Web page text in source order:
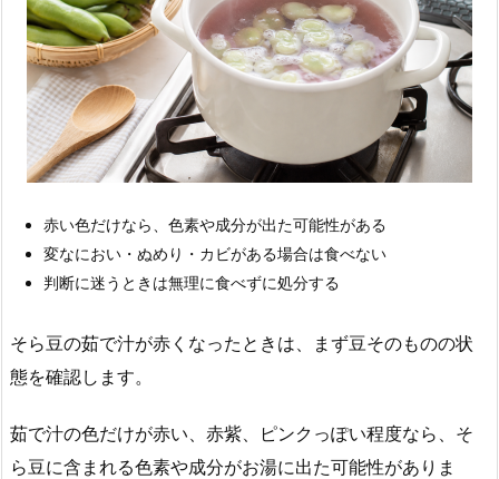
赤い色だけなら、色素や成分が出た可能性がある
変なにおい・ぬめり・カビがある場合は食べない
判断に迷うときは無理に食べずに処分する
そら豆の茹で汁が赤くなったときは、まず豆そのものの状
態を確認します。
茹で汁の色だけが赤い、赤紫、ピンクっぽい程度なら、そ
ら豆に含まれる色素や成分がお湯に出た可能性がありま